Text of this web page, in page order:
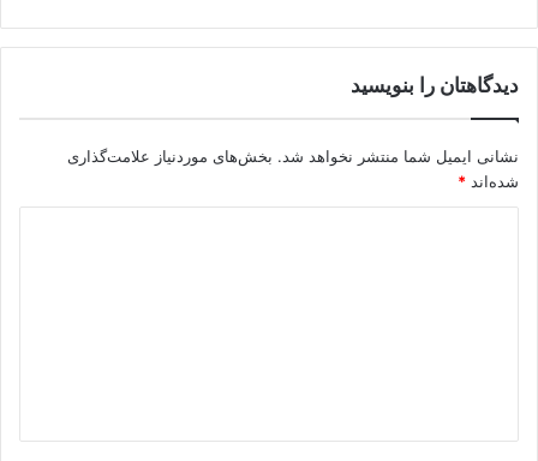
دیدگاهتان را بنویسید
نشانی ایمیل شما منتشر نخواهد شد. بخش‌های موردنیاز علامت‌گذاری
شده‌اند *
*